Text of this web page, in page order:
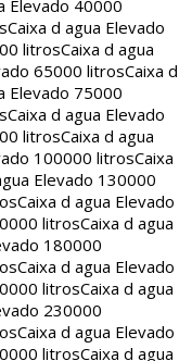
Elevado 40000
Caixa d agua Elevado
litrosCaixa d agua
65000 litrosCaixa d
Elevado 75000
Caixa d agua Elevado
litrosCaixa d agua
100000 litrosCaixa
Elevado 130000
Caixa d agua Elevado
litrosCaixa d agua
180000
Caixa d agua Elevado
litrosCaixa d agua
230000
Caixa d agua Elevado
litrosCaixa d agua